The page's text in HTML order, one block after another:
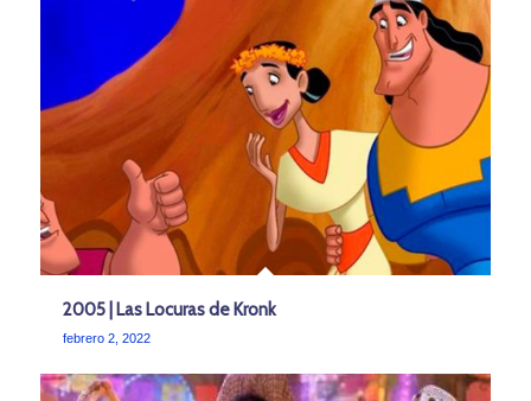
2005 | Las Locuras de Kronk
febrero 2, 2022